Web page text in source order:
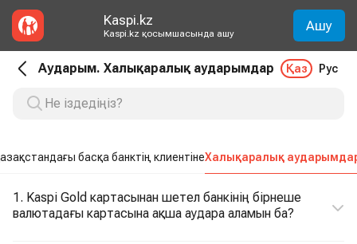
Kaspi.kz
Kaspi.kz қосымшасында ашу Ашу
Аударым. Халықаралық аударымдар Қаз Рус
басқа банктің клиентінеХалықаралық
1. Kaspi Gold картасынан шетел банкінің бірнеше
валютадағы картасына ақша аудара аламын ба?